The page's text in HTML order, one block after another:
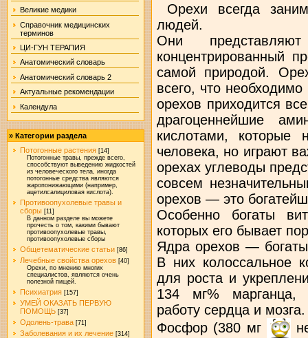
Великие медики
Справочник медицинских
терминов
ЦИ-ГУН ТЕРАПИЯ
Анатомический словарь
Анатомический словарь 2
Актуальные рекомендации
Календула
» Категории раздела
Потогонные растения [14]
Потогонные травы, прежде всего,
способствуют выведению жидкостей
из человеческого тела, иногда
потогонные средства являются
жаропонижающими (например,
ацетилсалициловая кислота).
Противоопухолевые травы и
сборы [11]
В данном разделе вы можете
прочесть о том, какими бывают
противоопухолевые травы,
противоопухолевые сборы
Общетематические статьи [86]
Лечебные свойства орехов [40]
Орехи, по мнению многих
специалистов, являются очень
полезной пищей.
Психиатрия [157]
УМЕЙ ОКАЗАТЬ ПЕРВУЮ
ПОМОЩЬ [37]
Одолень-трава [71]
Заболевания и их лечение [314]
Орехи всегда
людей.
Они
концентрированный
самой природой.
всего, что
орехов приходится
драгоценнейшие
кислотами, которые
человека, но играют
орехах углеводы
совсем
орехов — это
Особенно богаты
которых его бывает
Ядра орехов —
В них колоссальное
для роста и
134 мг% марганца,
работу сердца и
Фосфор (380 мг